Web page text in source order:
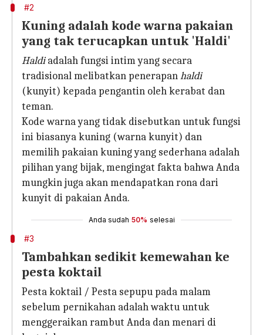
#2
Kuning adalah kode warna pakaian
yang tak terucapkan untuk 'Haldi'
Haldiadalah fungsi intim yang secara
tradisional melibatkan penerapanhaldi
(kunyit) kepada pengantin oleh kerabat dan
teman.
Kode warna yang tidak disebutkan untuk fungsi
ini biasanya kuning (warna kunyit) dan
memilih pakaian kuning yang sederhana adalah
pilihan yang bijak, mengingat fakta bahwa Anda
mungkin juga akan mendapatkan rona dari
kunyit di pakaian Anda.
Anda sudah 50% selesai
#3
Tambahkan sedikit kemewahan ke
pesta koktail
Pesta koktail / Pesta sepupu pada malam
sebelum pernikahan adalah waktu untuk
menggeraikan rambut Anda dan menari di